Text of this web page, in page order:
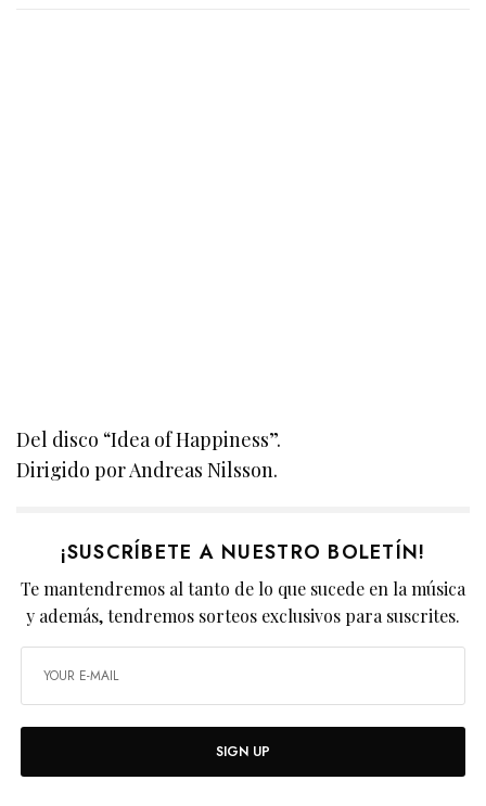
Del disco “Idea of Happiness”.
Dirigido por Andreas Nilsson.
¡SUSCRÍBETE A NUESTRO BOLETÍN!
Te mantendremos al tanto de lo que sucede en la música
y además, tendremos sorteos exclusivos para suscrites.
SIGN UP